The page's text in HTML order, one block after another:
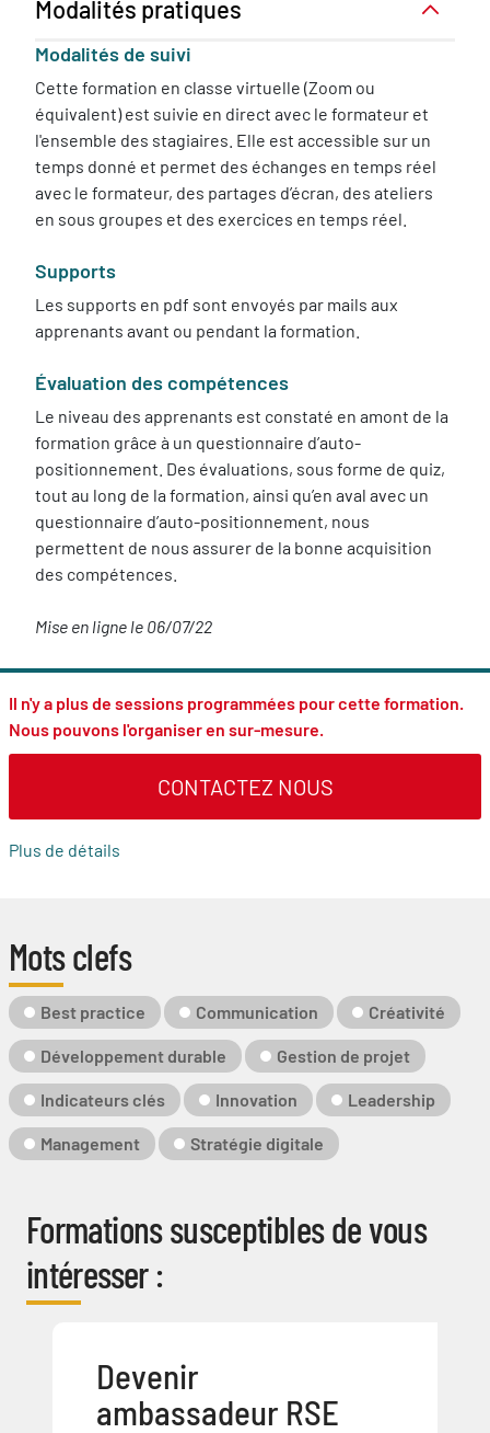
Modalités pratiques
Modalités de suivi
Cette formation en classe virtuelle (Zoom ou
équivalent) est suivie en direct avec le formateur et
l'ensemble des stagiaires. Elle est accessible sur un
temps donné et permet des échanges en temps réel
avec le formateur, des partages d’écran, des ateliers
en sous groupes et des exercices en temps réel.
Supports
Les supports en pdf sont envoyés par mails aux
apprenants avant ou pendant la formation.
Évaluation des compétences
Le niveau des apprenants est constaté en amont de la
formation grâce à un questionnaire d’auto-
positionnement. Des évaluations, sous forme de quiz,
tout au long de la formation, ainsi qu’en aval avec un
questionnaire d’auto-positionnement, nous
permettent de nous assurer de la bonne acquisition
des compétences.
Mise en ligne le 06/07/22
Il n'y a plus de sessions programmées pour cette formation.
Nous pouvons l'organiser en sur-mesure.
CONTACTEZ NOUS
Plus de détails
Mots clefs
Mot-
Clé
Best practice Communication Créativité
Développement durable Gestion de projet
Indicateurs clés Innovation Leadership
Management Stratégie digitale
Formations susceptibles de vous
intéresser :
Devenir
ambassadeur RSE